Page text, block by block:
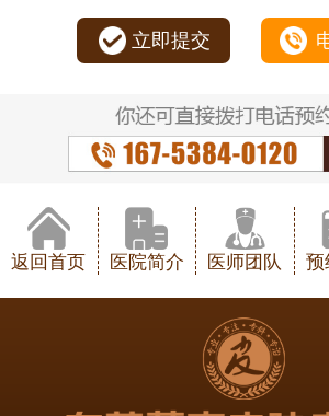
立即提交
返回首页 医院简介 医师团队 预